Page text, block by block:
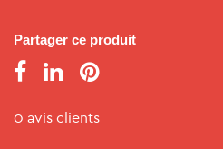
Partager ce produit
0 avis clients